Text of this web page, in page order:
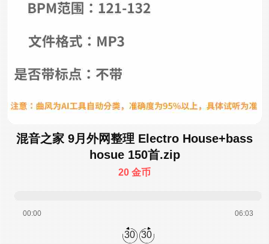
混音之家 9月外网整理 Electro House+bass
hosue 150首.zip
20 金币
00:00 06:03
30 30